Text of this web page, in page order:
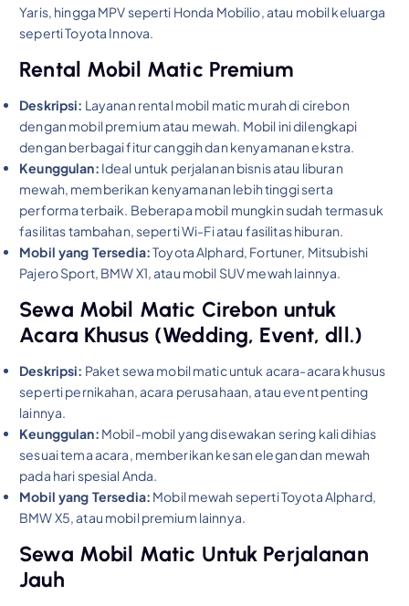
Yaris, hingga MPV seperti Honda Mobilio, atau mobil keluarga
seperti Toyota Innova.
Rental Mobil Matic Premium
Deskripsi: Layanan rental mobil matic murah di cirebon
dengan mobil premium atau mewah. Mobil ini dilengkapi
dengan berbagai fitur canggih dan kenyamanan ekstra.
Keunggulan: Ideal untuk perjalanan bisnis atau liburan
mewah, memberikan kenyamanan lebih tinggi serta
performa terbaik. Beberapa mobil mungkin sudah termasuk
fasilitas tambahan, seperti Wi-Fi atau fasilitas hiburan.
Mobil yang Tersedia:Toyota Alphard, Fortuner, Mitsubishi
Pajero Sport, BMW X1, atau mobil SUV mewah lainnya.
Sewa Mobil Matic Cirebon untuk
Acara Khusus (Wedding, Event, dll.)
Deskripsi: Paket sewa mobil matic untuk acara-acara khusus
seperti pernikahan, acara perusahaan, atau event penting
lainnya.
Keunggulan: Mobil-mobil yang disewakan sering kali dihias
sesuai tema acara, memberikan kesan elegan dan mewah
pada hari spesial Anda.
Mobil yang Tersedia: Mobil mewah seperti Toyota Alphard,
BMW X5, atau mobil premium lainnya.
Sewa Mobil Matic Untuk Perjalanan
Jauh